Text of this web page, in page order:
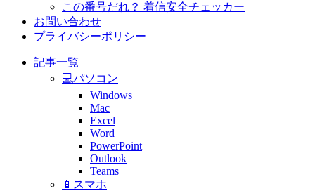
この番号だれ？ 着信安全チェッカー
お問い合わせ
プライバシーポリシー
記事一覧
💻パソコン
Windows
Mac
Excel
Word
PowerPoint
Outlook
Teams
📱スマホ